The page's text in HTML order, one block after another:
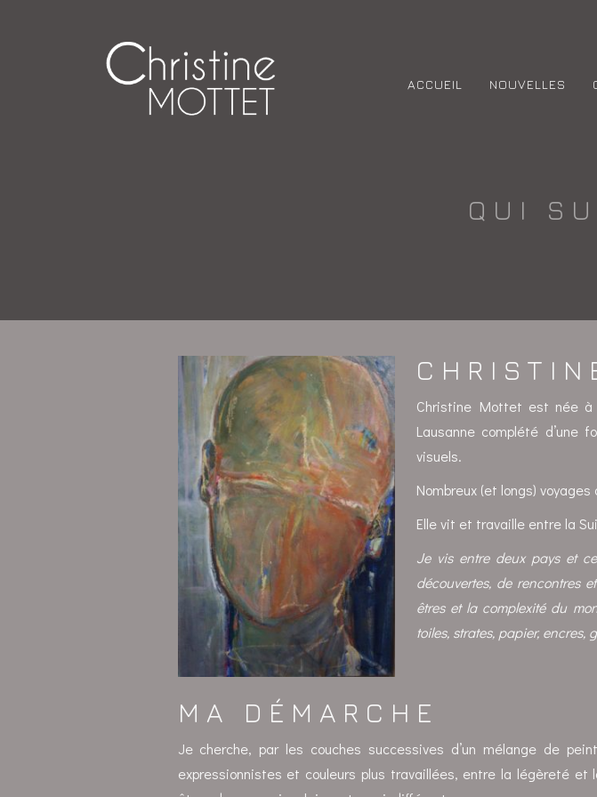
ACCUEIL NOUVELLES
QUI
Christine Mottet est née à
Lausanne complété d’une
visuels.
Nombreux (et longs)
Elle vit et travaille entre la
Je vis entre deux pays et
découvertes, de rencontres
êtres et la complexité du
toiles, strates, papier, encres,
MA DÉMARCHE
Je cherche, par les couches successives d’un mélange de
expressionnistes et couleurs plus travaillées, entre la légèreté